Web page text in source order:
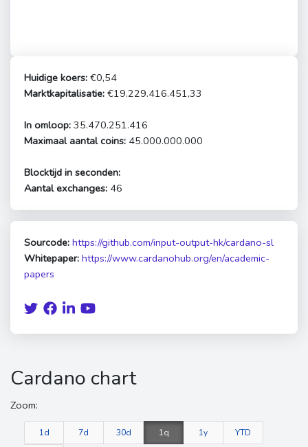
Huidige koers: €0,54
Marktkapitalisatie: €19.229.416.451,33
In omloop: 35.470.251.416
Maximaal aantal coins: 45.000.000.000
Blocktijd in seconden:
Aantal exchanges: 46
Sourcode: https://github.com/input-output-hk/cardano-sl
Whitepaper: https://www.cardanohub.org/en/academic-
papers
Cardano chart
Zoom:
1d 7d 30d 1q 1y YTD